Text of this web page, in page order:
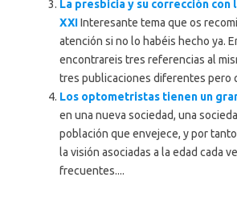
La presbicia y su corrección con
XXIInteresante tema que os
atención si no lo habéis hecho ya.
encontrareis tres referencias al
tres publicaciones diferentes pero
Los optometristas tienen un
en una nueva sociedad, una
población que envejece, y por
la visión asociadas a la edad cada
frecuentes....